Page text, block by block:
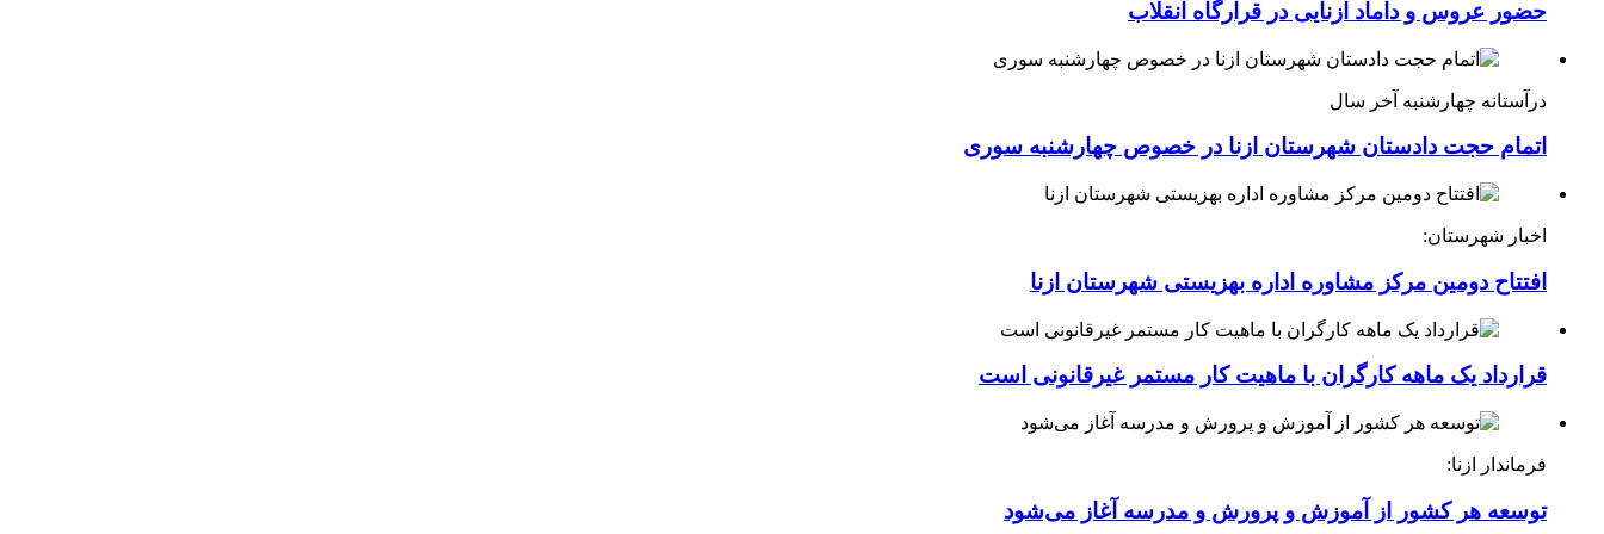
حضور عروس و داماد ازنایی در قرارگاه انقلاب
درآستانه چهارشنبه آخر سال
اتمام حجت دادستان شهرستان ازنا در خصوص چهارشنبه ‌سوری
اخبار شهرستان:
افتتاح دومین مرکز مشاوره اداره بهزیستی شهرستان ازنا
قرارداد یک ماهه کارگران با ماهیت کار مستمر غیرقانونی است
فرماندار ازنا:
توسعه هر کشور از آموزش و پرورش و مدرسه آغاز می‌شود